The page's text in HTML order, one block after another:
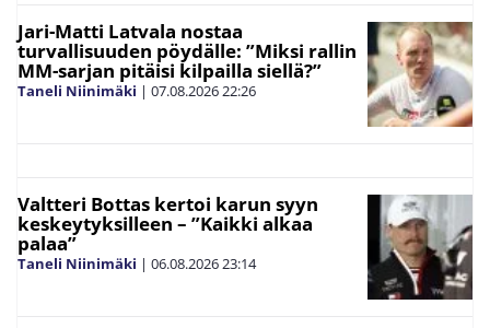
Jari-Matti Latvala nostaa
turvallisuuden pöydälle: ”Miksi rallin
MM-sarjan pitäisi kilpailla siellä?”
Taneli Niinimäki | 07.08.202622:26
Valtteri Bottas kertoi karun syyn
keskeytyksilleen – ”Kaikki alkaa
palaa”
Taneli Niinimäki | 06.08.202623:14